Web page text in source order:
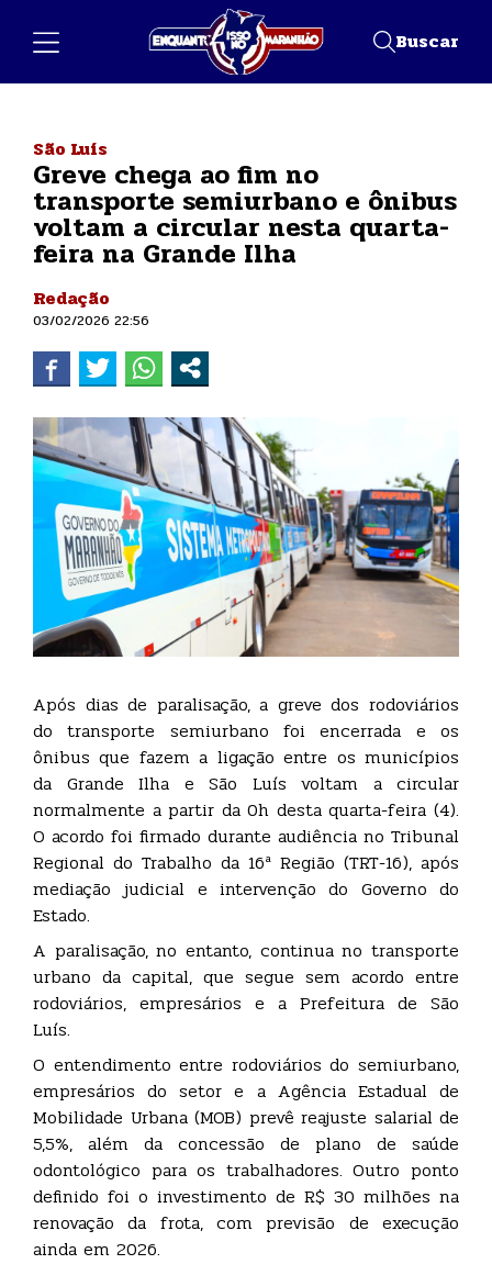
Buscar
São Luís
Greve chega ao fim no
transporte semiurbano e ônibus
voltam a circular nesta quarta-
feira na Grande Ilha
Redação
03/02/2026 22:56
Após dias de paralisação, a greve dos rodoviários
do transporte semiurbano foi encerrada e os
ônibus que fazem a ligação entre os municípios
da Grande Ilha e São Luís voltam a circular
normalmente a partir da 0h desta quarta-feira (4).
O acordo foi firmado durante audiência no Tribunal
Regional do Trabalho da 16ª Região (TRT-16), após
mediação judicial e intervenção do Governo do
Estado.
A paralisação, no entanto, continua no transporte
urbano da capital, que segue sem acordo entre
rodoviários, empresários e a Prefeitura de São
Luís.
O entendimento entre rodoviários do semiurbano,
empresários do setor e a Agência Estadual de
Mobilidade Urbana (MOB) prevê reajuste salarial de
5,5%, além da concessão de plano de saúde
odontológico para os trabalhadores. Outro ponto
definido foi o investimento de R$ 30 milhões na
renovação da frota, com previsão de execução
ainda em 2026.